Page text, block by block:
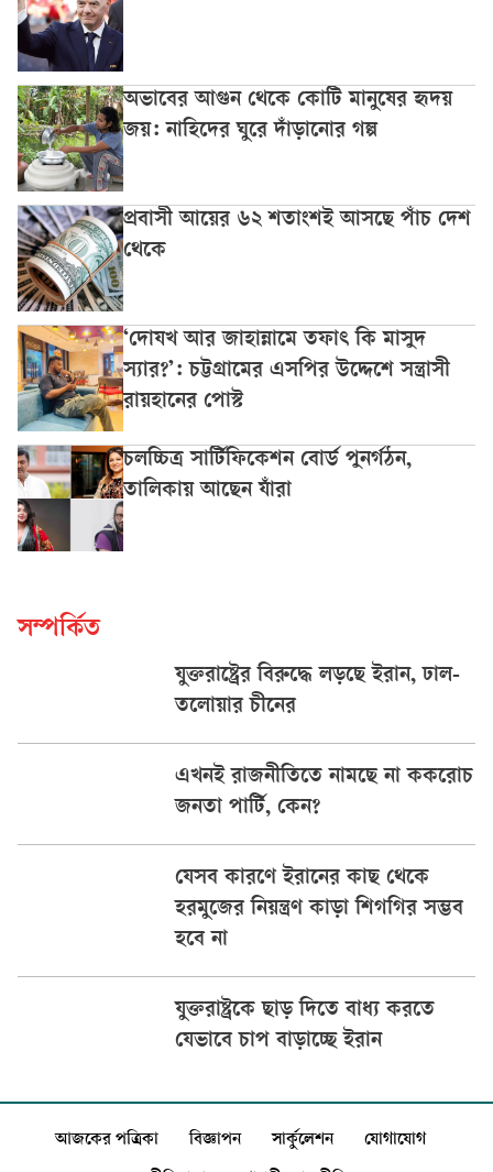
অভাবের আগুন থেকে কোটি মানুষের হৃদয়
জয়: নাহিদের ঘুরে দাঁড়ানোর গল্প
প্রবাসী আয়ের ৬২ শতাংশই আসছে পাঁচ দেশ
থেকে
‘দোযখ আর জাহান্নামে তফাৎ কি মাসুদ
স্যার?’: চট্টগ্রামের এসপির উদ্দেশে সন্ত্রাসী
রায়হানের পোস্ট
চলচ্চিত্র সার্টিফিকেশন বোর্ড পুনর্গঠন,
তালিকায় আছেন যাঁরা
সম্পর্কিত
যুক্তরাষ্ট্রের বিরুদ্ধে লড়ছে ইরান, ঢাল-
তলোয়ার চীনের
এখনই রাজনীতিতে নামছে না ককরোচ
জনতা পার্টি, কেন?
যেসব কারণে ইরানের কাছ থেকে
হরমুজের নিয়ন্ত্রণ কাড়া শিগগির সম্ভব
হবে না
যুক্তরাষ্ট্রকে ছাড় দিতে বাধ্য করতে
যেভাবে চাপ বাড়াচ্ছে ইরান
আজকের পত্রিকা বিজ্ঞাপন সার্কুলেশন যোগাযোগ